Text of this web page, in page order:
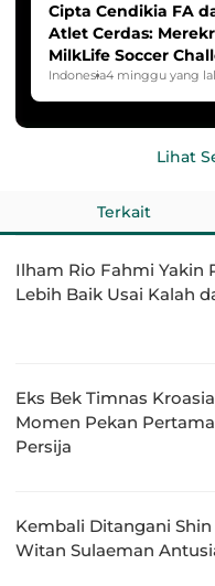
Cipta Cendikia FA
Atlet Cerdas:
MilkLife Soccer
HYDROPLUS Soccer
Indonesia4 minggu yang
Lihat
Terkait
Ilham Rio Fahmi Yakin
Lebih Baik Usai Kalah
Eks Bek Timnas
Momen Pekan
Persija
Kembali Ditangani Shin
Witan Sulaeman